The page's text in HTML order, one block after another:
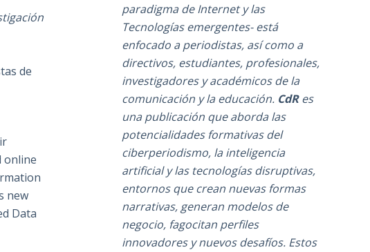
de
online
new
Data
paradigma de Internet y las
Tecnologías emergentes-está
enfocado a periodistas, así como a
directivos, estudiantes, profesionales,
investigadores y académicos de la
comunicación y la educación. CdRes
una publicación que aborda las
potencialidades formativas del
ciberperiodismo, la inteligencia
artificial y las tecnologías disruptivas,
entornos que crean nuevas formas
narrativas, generan modelos de
negocio, fagocitan perfiles
innovadores y nuevos desafíos. Estos